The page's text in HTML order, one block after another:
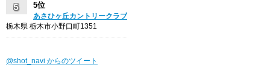
5位
あさひヶ丘カントリークラブ
栃木県 栃木市小野口町1351
@shot_navi からのツイート